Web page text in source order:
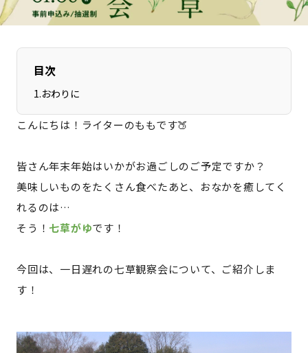
三重エリア
滋賀エリア
京都エリア
大阪市エリア
北摂エリア
堺・泉州エリア
河内エリア
奈良エリア
鳥取エリア
島根エリア
佐賀エリア
宮崎エリア
鹿児島エリア
沖縄エリア
カテゴリから探す
目次
1.おわりに
こんにちは！ライターのももです🍑
皆さん年末年始はいかがお過ごしのご予定ですか？
美味しいものをたくさん食べたあと、おなかを癒してく
れるのは…
そう！七草がゆです！
今回は、一日遅れの七草観察会について、ご紹介しま
す！